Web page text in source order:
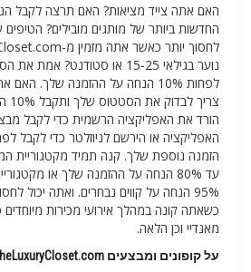
האם אתה צייד מציאות? האם תרצה לקבל
החדשות ביותר של מותגים מובילים? הטיפים
נוער בגילאי 15-25 או
לפחות 10% הנחה על ההזמנה שלך.
הורד את האפליקציה הרשמית כדי לקבל
הזמנה נוספת שלך. קנה תמיד מקטגוריית
עד 80% הנחה על ההזמנה שלך או
כשאתה קונה במהלך אירועי מכירות מיוחדים
מאנדיי וכן הלאה.
על קופונים ומבצעים TheLuxuryCloset.com